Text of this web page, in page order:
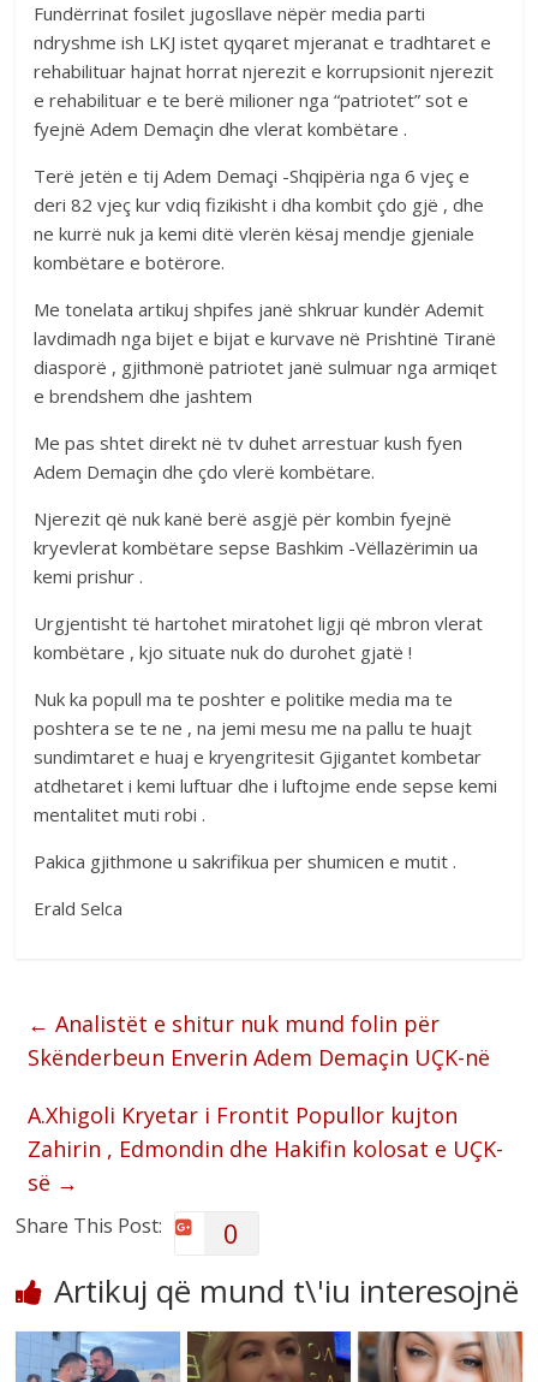
Fundërrinat fosilet jugosllave nëpër media parti
ndryshme ish LKJ istet qyqaret mjeranat e tradhtaret e
rehabilituar hajnat horrat njerezit e korrupsionit njerezit
e rehabilituar e te berë milioner nga “patriotet” sot e
fyejnë Adem Demaçin dhe vlerat kombëtare .
Terë jetën e tij Adem Demaçi -Shqipëria nga 6 vjeç e
deri 82 vjeç kur vdiq fizikisht i dha kombit çdo gjë , dhe
ne kurrë nuk ja kemi ditë vlerën kësaj mendje gjeniale
kombëtare e botërore.
Me tonelata artikuj shpifes janë shkruar kundër Ademit
lavdimadh nga bijet e bijat e kurvave në Prishtinë Tiranë
diasporë , gjithmonë patriotet janë sulmuar nga armiqet
e brendshem dhe jashtem
Me pas shtet direkt në tv duhet arrestuar kush fyen
Adem Demaçin dhe çdo vlerë kombëtare.
Njerezit që nuk kanë berë asgjë për kombin fyejnë
kryevlerat kombëtare sepse Bashkim -Vëllazërimin ua
kemi prishur .
Urgjentisht të hartohet miratohet ligji që mbron vlerat
kombëtare , kjo situate nuk do durohet gjatë !
Nuk ka popull ma te poshter e politike media ma te
poshtera se te ne , na jemi mesu me na pallu te huajt
sundimtaret e huaj e kryengritesit Gjigantet kombetar
atdhetaret i kemi luftuar dhe i luftojme ende sepse kemi
mentalitet muti robi .
Pakica gjithmone u sakrifikua per shumicen e mutit .
Erald Selca
← Analistët e shitur nuk mund folin për
Skënderbeun Enverin Adem Demaçin UÇK-në
A.Xhigoli Kryetar i Frontit Popullor kujton
Zahirin , Edmondin dhe Hakifin kolosat e UÇK-
së →
Share This Post: 0
Artikuj që mund t\'iu interesojnë